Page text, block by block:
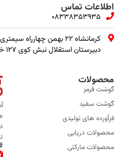
اطلاعات تماس
08338353935
کرمانشاه ۲۲ بهمن
دبیرستان استقلال نبش کوی ۱۲۷ خانه پروتئین آمویی
محصولات
گوشت قرمز
گوشت سفید
فرآورده های تولیدی
محصولات دریایی
محصولات مارکتی